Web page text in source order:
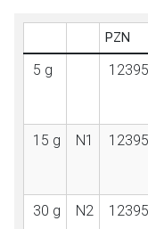
PZN
5 g
15 g N1
30 g N2